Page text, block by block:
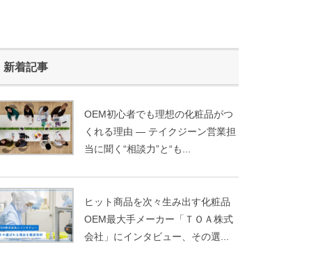
新着記事
OEM初心者でも理想の化粧品がつ
くれる理由 ― テイクジーン営業担
当に聞く“相談力”と“も...
ヒット商品を次々生み出す化粧品
OEM最大手メーカー「ＴＯＡ株式
会社」にインタビュー、その選...